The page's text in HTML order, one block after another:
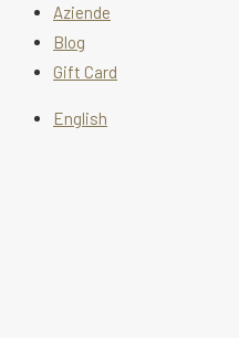
Aziende
Blog
Gift Card
English